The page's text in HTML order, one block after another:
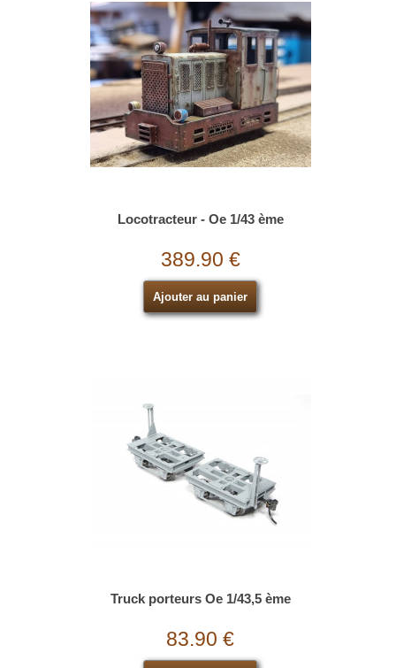
Locotracteur - Oe 1/43 ème
389.90 €
Ajouter au panier
Truck porteurs Oe 1/43,5 ème
83.90 €